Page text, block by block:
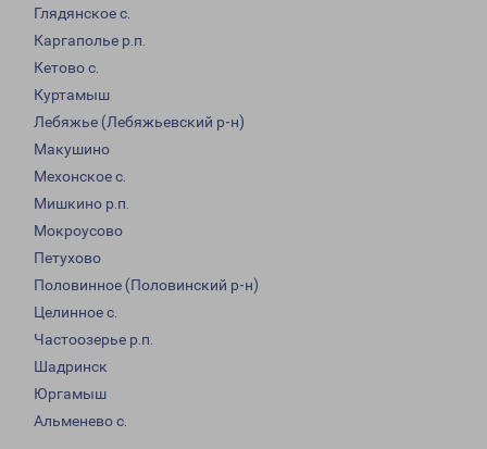
Глядянское с.
Каргаполье р.п.
Кетово с.
Куртамыш
Лебяжье (Лебяжьевский р-н)
Макушино
Мехонское с.
Мишкино р.п.
Мокроусово
Петухово
Половинное (Половинский р-н)
Целинное с.
Частоозерье р.п.
Шадринск
Юргамыш
Альменево с.